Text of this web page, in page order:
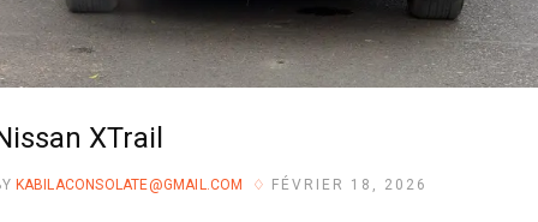
XTrail
KABILACONSOLATE@GMAIL.COM FÉVRIER 18, 2026